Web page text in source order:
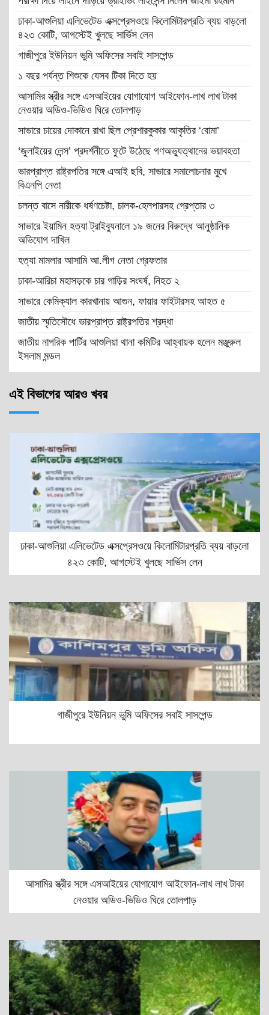
ঢাকা-আশুলিয়া এলিভেটেড এক্সপ্রেসওয়ে কিলোমিটারপ্রতি ব্যয় বাড়লো
৪২৩ কোটি, আগস্টেই খুলছে সার্ভিস লেন
গাজীপুরে ইউনিয়ন ভুমি অফিসের সবাই সাসপেন্ড
১ বছর পর্যন্ত শিশুকে যেসব টিকা দিতে হয়
আসামির স্ত্রীর সঙ্গে এসআইয়ের যোগাযোগ আইফোন-লাখ লাখ টাকা
নেওয়ার অডিও-ভিডিও ঘিরে তোলপাড়
সাভারে চায়ের দোকানে রাখা ছিল প্রেশারকুকার আকৃতির ‘বোমা’
‘জুলাইয়ের লেন্স’ প্রদর্শনীতে ফুটে উঠেছে গণঅভ্যুত্থানের ভয়াবহতা
ভারপ্রাপ্ত রাষ্ট্রপতির সঙ্গে এআই ছবি, সাভারে সমালোচনার মুখে
বিএনপি নেতা
চলন্ত বাসে নারীকে ধর্ষণচেষ্টা, চালক-হেলপারসহ গ্রেপ্তার ৩
সাভারে ইয়ামিন হত্যা ট্রাইব্যুনালে ১৯ জনের বিরুদ্ধে আনুষ্ঠানিক
অভিযোগ দাখিল
হত্যা মামলার আসামি আ.লীগ নেতা গ্রেফতার
ঢাকা-আরিচা মহাসড়কে চার গাড়ির সংঘর্ষ, নিহত ২
সাভারে কেমিক্যাল কারখানায় আগুন, ফায়ার ফাইটারসহ আহত ৫
জাতীয় স্মৃতিসৌধে ভারপ্রাপ্ত রাষ্ট্রপতির শ্রদ্ধা
জাতীয় নাগরিক পার্টির আশুলিয়া থানা কমিটির আহ্বায়ক হলেন মঞ্জুরুল
ইসলাম মন্ডল
এই বিভাগের আরও খবর
ঢাকা-আশুলিয়া এলিভেটেড এক্সপ্রেসওয়ে কিলোমিটারপ্রতি ব্যয় বাড়লো
৪২৩ কোটি, আগস্টেই খুলছে সার্ভিস লেন
গাজীপুরে ইউনিয়ন ভুমি অফিসের সবাই সাসপেন্ড
আসামির স্ত্রীর সঙ্গে এসআইয়ের যোগাযোগ আইফোন-লাখ লাখ টাকা
নেওয়ার অডিও-ভিডিও ঘিরে তোলপাড়